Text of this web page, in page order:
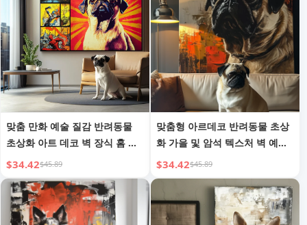
맞춤 만화 예술 질감 반려동물
초상화 아트 데코 벽 장식 홈 또
는 사무실
$34.42$45.89
맞춤형 아르데코 반려동물 초상
화 가을 및 암석 텍스처 벽 예술
장식
$34.42$45.89